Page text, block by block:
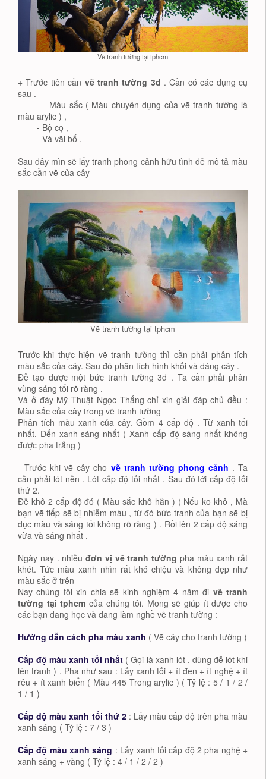
Vẽ tranh tường tại tphcm
+ Trước tiên cần vẽ tranh tường 3d . Cần có các dụng cụ
sau .
- Màu sắc ( Màu chuyên dụng của vẽ tranh tường là
màu arylic ) ,
- Bộ cọ ,
- Và vãi bố .
Sau đây mìn sẽ lấy tranh phong cảnh hữu tình đễ mô tả màu
sắc cần vẽ của cây
Vẽ tranh tường tại tphcm
Trước khi thực hiện vẽ tranh tường thì cần phải phân tích
màu sắc của cây. Sau đó phân tích hình khối và dáng cây .
Đễ tạo được một bức tranh tường 3d . Ta cần phải phân
vùng sáng tối rõ ràng .
Và ở đây Mỹ Thuật Ngọc Thắng chỉ xin giải đáp chủ đều :
Màu sắc của cây trong vẽ tranh tường
Phân tích màu xanh của cây. Gồm 4 cấp độ . Từ xanh tối
nhất. Đến xanh sáng nhất ( Xanh cấp độ sáng nhất không
được pha trắng )
- Trước khi vẽ cây cho vẽ tranh tường phong cảnh . Ta
cần phải lót nền . Lót cấp độ tối nhất . Sau đó tới cấp độ tối
thứ 2.
Đễ khô 2 cấp độ đó ( Màu sắc khô hẵn ) ( Nếu ko khô , Mà
bạn vẽ tiếp sẽ bị nhiễm màu , từ đó bức tranh của bạn sẽ bị
đục màu và sáng tối không rõ ràng ) . Rồi lên 2 cấp độ sáng
vừa và sáng nhất .
Ngày nay . nhiều đơn vị vẽ tranh tường pha màu xanh rất
khét. Tức màu xanh nhìn rất khó chiệu và không đẹp như
màu sắc ở trên
Nay chúng tôi xin chia sẽ kinh nghiệm 4 năm đi vẽ tranh
tường tại tphcm của chúng tôi. Mong sẽ giúp ít được cho
các bạn đang học và đang làm nghề vẽ tranh tường :
Hướng dẫn cách pha màu xanh ( Vẽ cây cho tranh tường )
Cấp độ màu xanh tối nhất ( Gọi là xanh lót , dùng đễ lót khi
lên tranh ) . Pha như sau : Lấy xanh tối + ít đen + ít nghệ + ít
rêu + ít xanh biển ( Màu 445 Trong arylic ) ( Tỷ lệ : 5 / 1 / 2 /
1 / 1 )
Cấp độ màu xanh tối thứ 2: Lấy màu cấp độ trên pha màu
xanh sáng ( Tỷ lệ : 7 / 3 )
Cấp độ màu xanh sáng : Lấy xanh tối cấp độ 2 pha nghệ +
xanh sáng + vàng ( Tỷ lệ : 4 / 1 / 2 / 2 )